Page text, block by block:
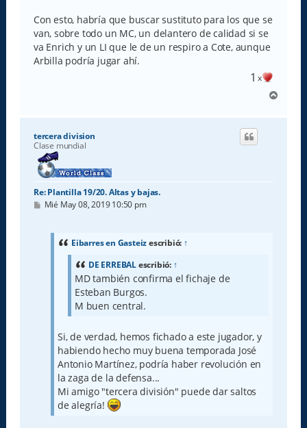
Con esto, habría que buscar sustituto para los que se
van, sobre todo un MC, un delantero de calidad si se
va Enrich y un LI que le de un respiro a Cote, aunque
Arbilla podría jugar ahí.
1 x
r
tercera division
Clase mundial
Re: Plantilla 19/20. Altas y bajas.
M
Mié May 08, 2019 10:50 pm
Eibarres en Gasteizescribió: ↑
DE ERREBALescribió: ↑
MD también confirma el fichaje de
Esteban Burgos.
M buen central.
Si, de verdad, hemos fichado a este jugador, y
habiendo hecho muy buena temporada José
Antonio Martínez, podría haber revolución en
la zaga de la defensa...
Mi amigo "tercera división" puede dar saltos
de alegría!